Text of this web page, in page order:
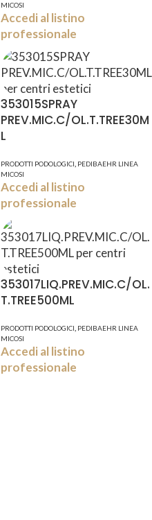
MICOSI
Accedi al listino
professionale
353015SPRAY
PREV.MIC.C/OL.T.TREE30M
L
PRODOTTI PODOLOGICI PEDIBAEHR LINEA
MICOSI
Accedi al listino
professionale
353017LIQ.PREV.MIC.C/OL.
T.TREE500ML
PRODOTTI PODOLOGICI PEDIBAEHR LINEA
MICOSI
Accedi al listino
professionale